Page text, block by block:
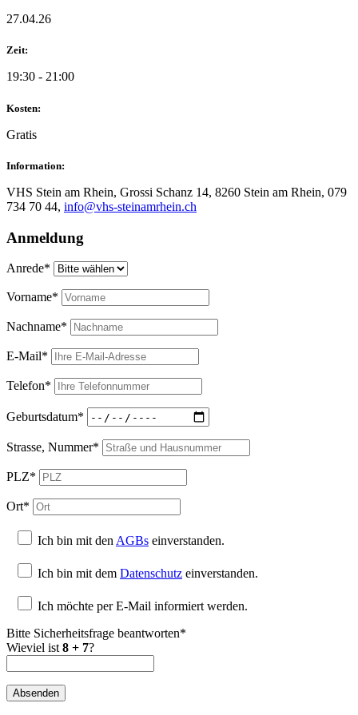
27.04.26
Zeit:
19:30 - 21:00
Kosten:
Gratis
Information:
VHS Stein am Rhein, Grossi Schanz 14, 8260 Stein am Rhein, 079
734 70 44, info@vhs-steinamrhein.ch
Anmeldung
Anrede*
Vorname*
Nachname*
E-Mail*
Telefon*
Geburtsdatum*
Strasse, Nummer*
PLZ*
Ort*
Ich bin mit den AGBs einverstanden.
Ich bin mit dem Datenschutz einverstanden.
Ich möchte per E-Mail informiert werden.
Bitte Sicherheitsfrage beantworten*
Wieviel ist 8 + 7?
Absenden